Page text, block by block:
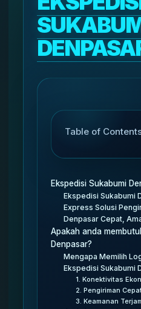
Table of
Ekspedisi Sukabumi
Ekspedisi Sukabumi
Express Solusi
Denpasar Cepat,
Apakah anda
Denpasar?
Mengapa Memilih
Ekspedisi Sukabumi
1. Konektivitas
2. Pengiriman
3. Keamanan